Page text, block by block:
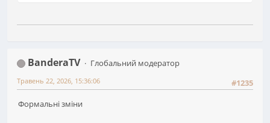
BanderaTV
Глобальний модератор
#1235
Травень 22, 2026, 15:36:06
Формальні зміни